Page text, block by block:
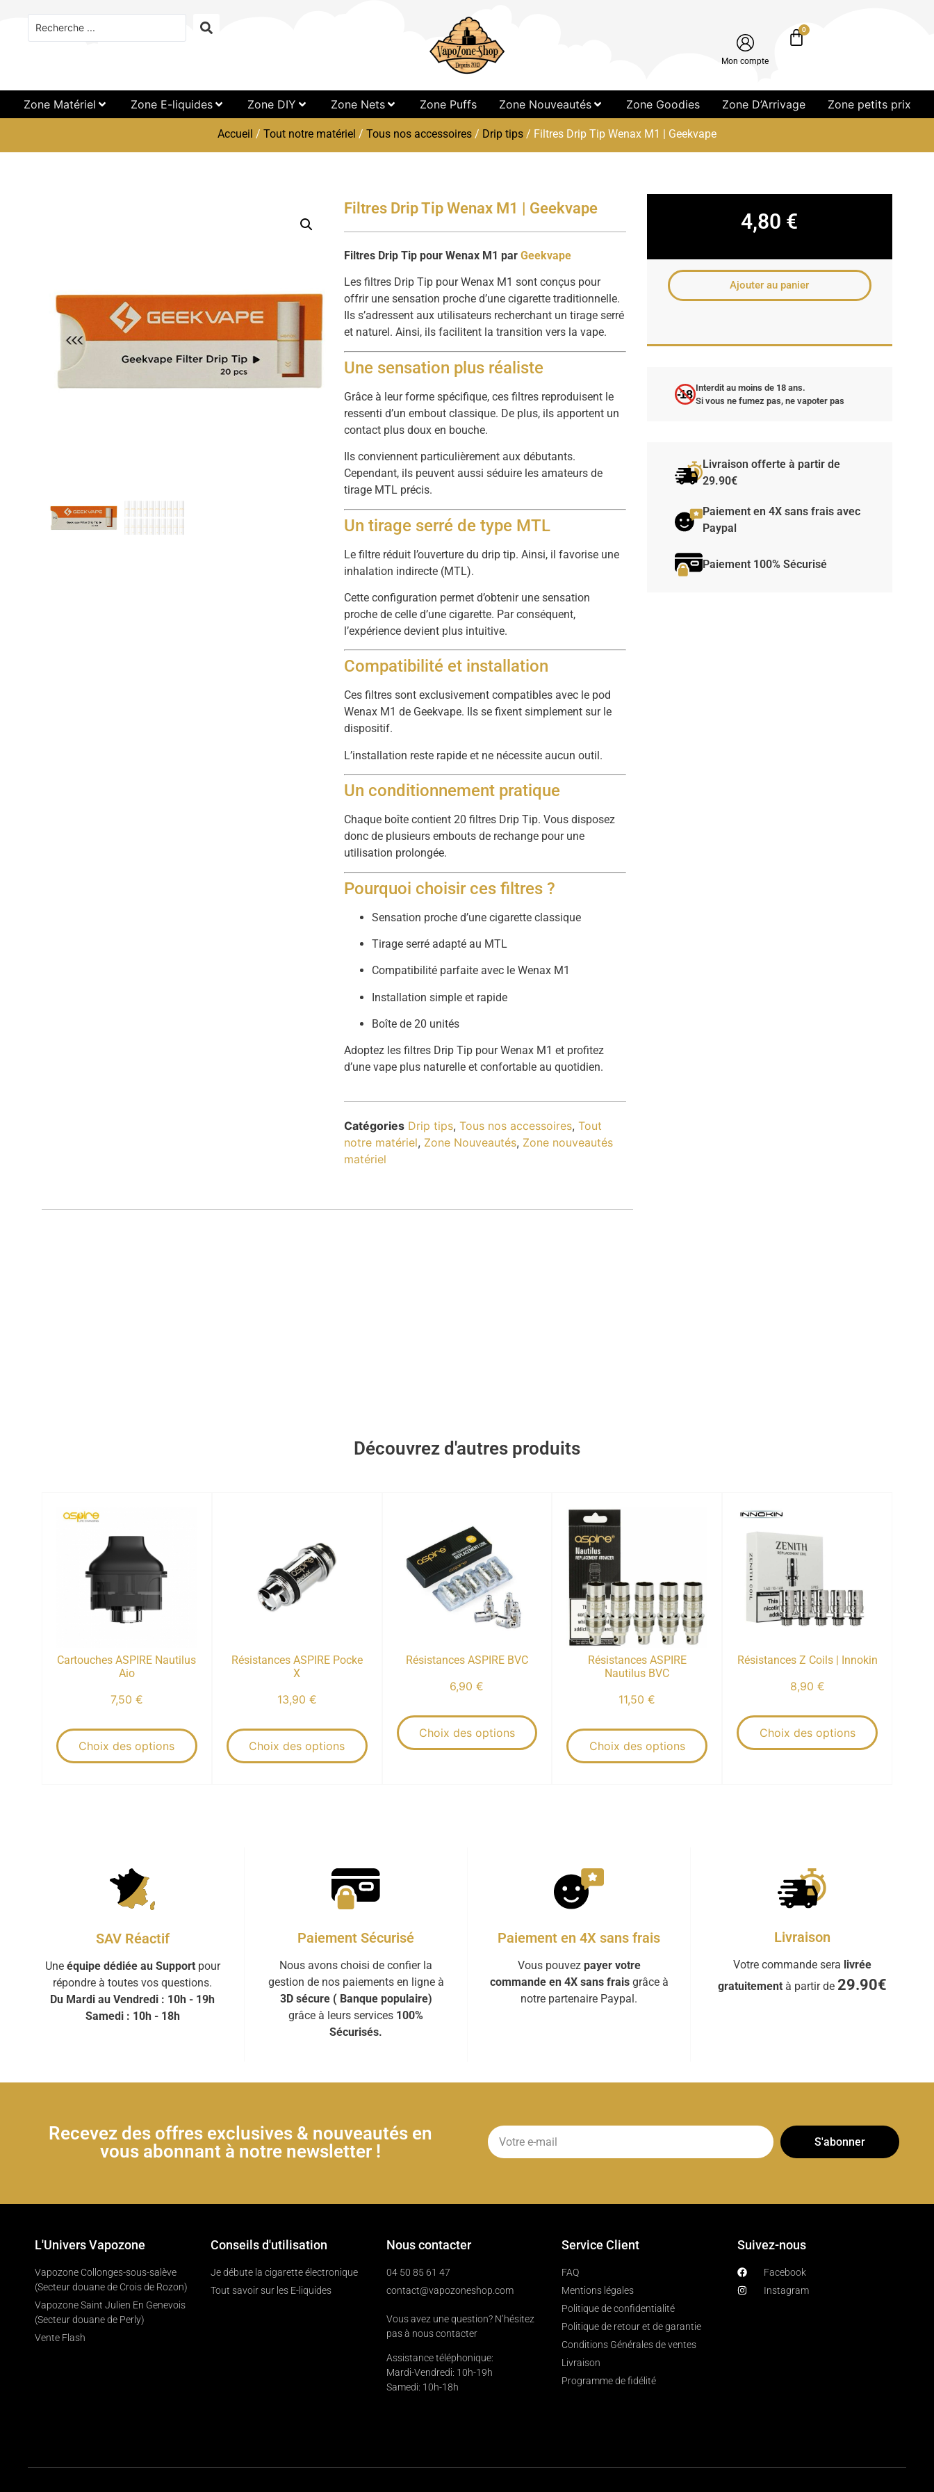
Mon compte
0
Zone Matériel Zone E-liquides Zone DIY Zone Nets Zone Puffs Zone Nouveautés Zone Goodies Zone D’Arrivage Zone petits prix
Accueil / Tout notre matériel / Tous nos accessoires / Drip tips / Filtres Drip Tip Wenax M1 | Geekvape
Filtres Drip Tip Wenax M1 | Geekvape
Filtres Drip Tip pour Wenax M1 parGeekvape
Les filtres Drip Tip pour Wenax M1 sont conçus pour
offrir une sensation proche d’une cigarette traditionnelle.
Ils s’adressent aux utilisateurs recherchant un tirage serré
et naturel. Ainsi, ils facilitent la transition vers la vape.
Une sensation plus réaliste
Grâce à leur forme spécifique, ces filtres reproduisent le
ressenti d’un embout classique. De plus, ils apportent un
contact plus doux en bouche.
Ils conviennent particulièrement aux débutants.
Cependant, ils peuvent aussi séduire les amateurs de
tirage MTL précis.
Un tirage serré de type MTL
Le filtre réduit l’ouverture du drip tip. Ainsi, il favorise une
inhalation indirecte (MTL).
Cette configuration permet d’obtenir une sensation
proche de celle d’une cigarette. Par conséquent,
l’expérience devient plus intuitive.
Compatibilité et installation
Ces filtres sont exclusivement compatibles avec le pod
Wenax M1 de Geekvape. Ils se fixent simplement sur le
dispositif.
L’installation reste rapide et ne nécessite aucun outil.
Un conditionnement pratique
Chaque boîte contient 20 filtres Drip Tip. Vous disposez
donc de plusieurs embouts de rechange pour une
utilisation prolongée.
Pourquoi choisir ces filtres ?
Sensation proche d’une cigarette classique
Tirage serré adapté au MTL
Compatibilité parfaite avec le Wenax M1
Installation simple et rapide
Boîte de 20 unités
Adoptez les filtres Drip Tip pour Wenax M1 et profitez
d’une vape plus naturelle et confortable au quotidien.
Catégories Drip tips,Tous nos accessoires,Tout
notre matériel, Zone Nouveautés, Zone nouveautés
matériel
4,80 €
Ajouter au panier
-18 Interdit au moins de 18 ans.
Si vous ne fumez pas, ne vapoter pas
Livraison offerte à partir de
29.90€
Paiement en 4X sans frais avec
Paypal
Paiement 100% Sécurisé
Découvrez d'autres produits
Cartouches ASPIRE Nautilus
Aio
7,50 €
Choix des options
Résistances ASPIRE Pocke
X
13,90 €
Choix des options
Résistances ASPIRE BVC
6,90€
Choix des options
Résistances ASPIRE
Nautilus BVC
11,50€
Choix des options
Résistances Z Coils | Innokin
8,90 €
Choix des options
SAV Réactif
Une équipe dédiée au Supportpour
répondre à toutes vos questions.
Du Mardi au Vendredi : 10h - 19h
Samedi : 10h - 18h
Paiement Sécurisé
Nous avons choisi de confier la
gestion de nos paiements en ligne à
3D sécure ( Banque populaire)
grâce à leurs services 100%
Sécurisés.
Paiement en 4X sans frais
Vous pouvez payer votre
commande en 4X sans fraisgrâce à
notre partenaire Paypal.
Livraison
Votre commande sera livrée
gratuitementà partir de 29.90€
Recevez des offres exclusives & nouveautés en
vous abonnant à notre newsletter !
S'abonner
L'Univers Vapozone
Vapozone Collonges-sous-salève
(Secteur douane de Crois de Rozon)
Vapozone Saint Julien En Genevois
(Secteur douane de Perly)
Vente Flash
Conseils d'utilisation
Je débute la cigarette électronique
Tout savoir sur les E-liquides
Nous contacter
04 50 85 61 47
contact@vapozoneshop.com
Vous avez une question? N’hésitez
pas à nous contacter
Assistance téléphonique:
Mardi-Vendredi: 10h-19h
Samedi: 10h-18h
Service Client
FAQ
Mentions légales
Politique de confidentialité
Politique de retour et de garantie
Conditions Générales de ventes
Livraison
Programme de fidélité
Suivez-nous
Facebook
Instagram